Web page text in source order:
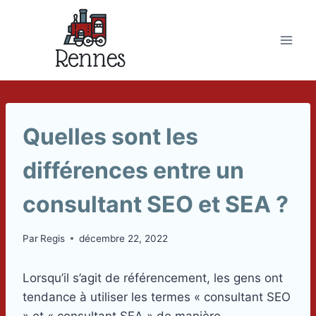
Quelles sont les
différences entre un
consultant SEO et SEA ?
Par Regis décembre 22, 2022
Lorsqu’il s’agit de référencement, les gens ont
tendance à utiliser les termes « consultant SEO